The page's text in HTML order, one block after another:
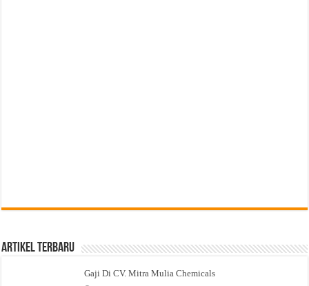
Artikel Terbaru
Gaji Di CV. Mitra Mulia Chemicals